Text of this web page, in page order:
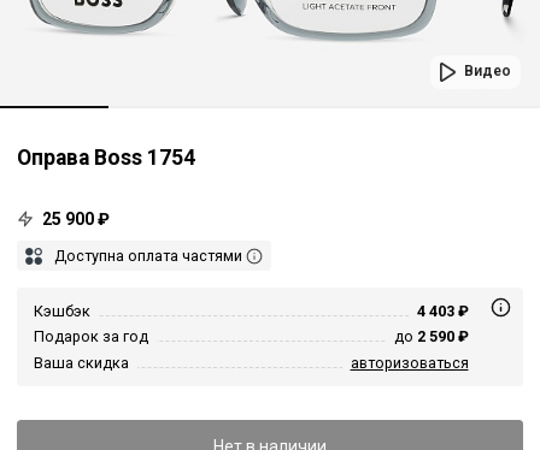
Видео
Оправа Boss 1754
25 900 ₽
Доступна оплата частями
Кэшбэк
4 403 ₽
Подарок за год
до 2 590 ₽
Ваша скидка
авторизоваться
Нет в наличии